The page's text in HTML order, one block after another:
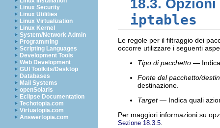
Linux Security
Linux Utilities
Linux Virtualization
Linux Kernel
System/Network Admin
Programming
Scripting Languages
Development Tools
Web Development
GUI Toolkits/Desktop
Databases
Mail Systems
openSolaris
Eclipse Documentation
Techotopia.com
Virtuatopia.com
Answertopia.com
18.3.
iptables
Le regole per il filtraggio dei
occorre utilizzare i seguenti
Tipo di pacchetto — Indica
Fonte del pacchetto/
destinazione.
Target— Indica quali
Per maggiori informazioni su
Sezione 18.3.5